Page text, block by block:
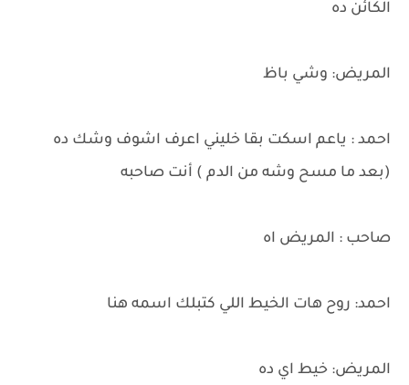
الكائن ده
المريض: وشي باظ
احمد : ياعم اسكت بقا خليني اعرف اشوف وشك ده
(بعد ما مسح وشه من الدم ) أنت صاحبه
صاحب : المريض اه
احمد: روح هات الخيط اللي كتبلك اسمه هنا
المريض: خيط اي ده